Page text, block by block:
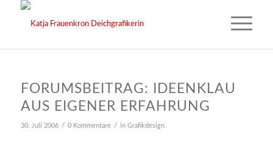
FORUMSBEITRAG: IDEENKLAU
AUS EIGENER ERFAHRUNG
30. Juli 2006 / 0 Kommentare / in Grafikdesign